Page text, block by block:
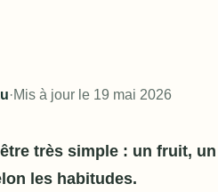
·Mis à jour le 19 mai 2026
très simple : un fruit,
les habitudes.